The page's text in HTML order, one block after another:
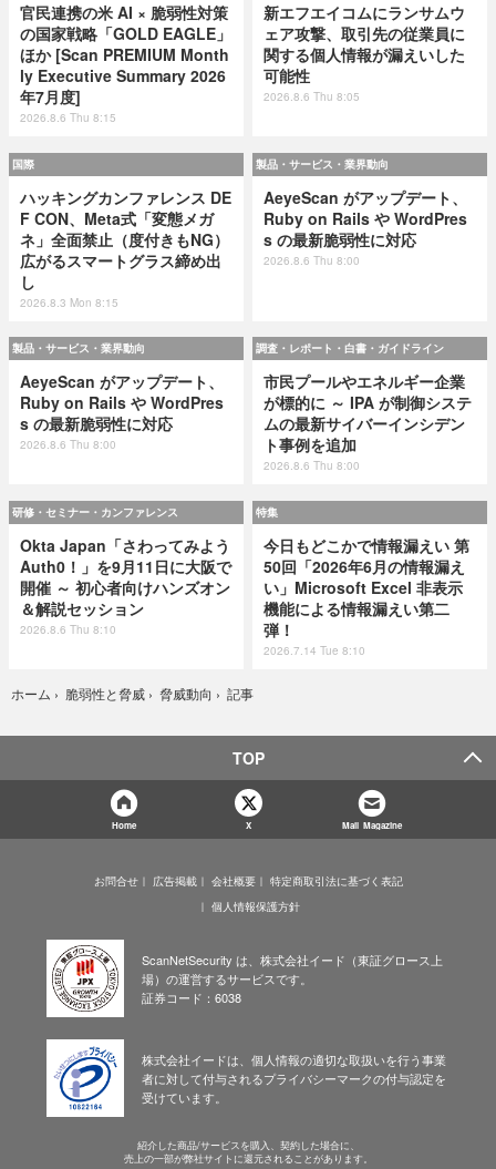
官民連携の米 AI × 脆弱性対策
の国家戦略「GOLD EAGLE」
ほか [Scan PREMIUM Month
ly Executive Summary 2026
年7月度]
2026.8.6 Thu 8:15
新エフエイコムにランサムウ
ェア攻撃、取引先の従業員に
関する個人情報が漏えいした
可能性
2026.8.6 Thu 8:05
国際
ハッキングカンファレンス DE
F CON、Meta式「変態メガ
ネ」全面禁止（度付きもNG）
広がるスマートグラス締め出
し
2026.8.3 Mon 8:15
製品・サービス・業界動向
AeyeScan がアップデート、
Ruby on Rails や WordPres
s の最新脆弱性に対応
2026.8.6 Thu 8:00
製品・サービス・業界動向
AeyeScan がアップデート、
Ruby on Rails や WordPres
s の最新脆弱性に対応
2026.8.6 Thu 8:00
調査・レポート・白書・ガイドライン
市民プールやエネルギー企業
が標的に ～ IPA が制御システ
ムの最新サイバーインシデン
ト事例を追加
2026.8.6 Thu 8:00
研修・セミナー・カンファレンス
Okta Japan「さわってみよう
Auth0！」を9月11日に大阪で
開催 ～ 初心者向けハンズオン
＆解説セッション
2026.8.6 Thu 8:10
特集
今日もどこかで情報漏えい 第
50回「2026年6月の情報漏え
い」Microsoft Excel 非表示
機能による情報漏えい第二
弾！
2026.7.14 Tue 8:10
ホーム › 脆弱性と脅威 › 脅威動向 › 記事
TOP
Home X Mail Magazine
お問合せ 広告掲載 会社概要
特定商取引法に基づく表記
個人情報保護方針
ScanNetSecurity は、株式会社イード（東証グロース上
場）の運営するサービスです。
証券コード：6038
株式会社イードは、個人情報の適切な取扱いを行う事業
者に対して付与されるプライバシーマークの付与認定を
受けています。
紹介した商品/サービスを購入、契約した場合に、
売上の一部が弊社サイトに還元されることがあります。